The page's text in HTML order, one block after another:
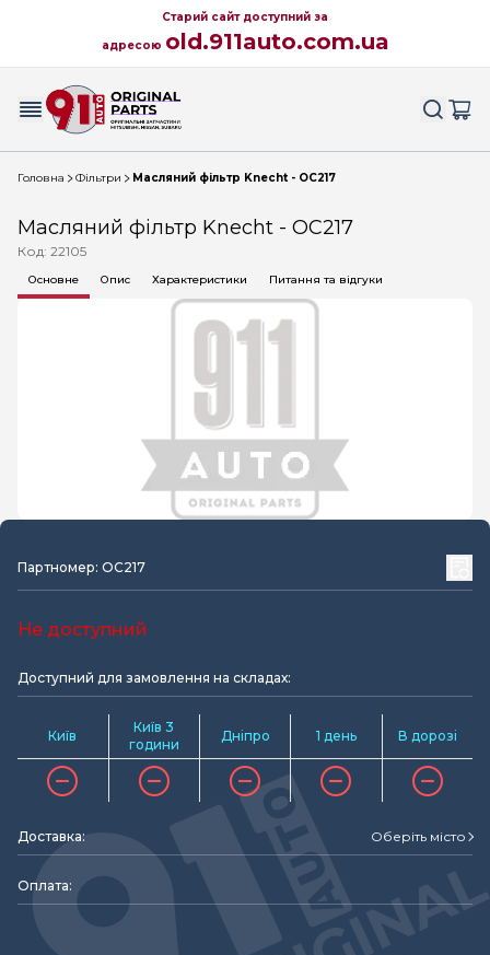
Старий сайт доступний за
адресою old.911auto.com.ua
Головна Фільтри Масляний фільтр Knecht - OC217
Масляний фільтр Knecht - OC217
Код: 22105
Основне Опис Характеристики Питання та відгуки
Партномер: OC217
Не доступний
Доступний для замовлення на складах:
Київ
Київ 3
години
Дніпро 1 день В дорозі
Доставка: Оберіть місто
Оплата: